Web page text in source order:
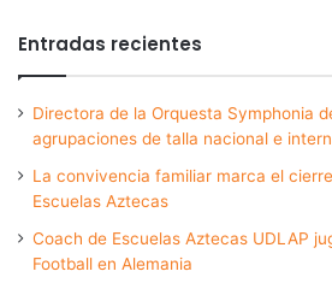
Entradas recientes
Directora de la Orquesta Symphonia
agrupaciones de talla nacional e
La convivencia familiar marca el
Escuelas Aztecas
Coach de Escuelas Aztecas UDLAP
Football en Alemania